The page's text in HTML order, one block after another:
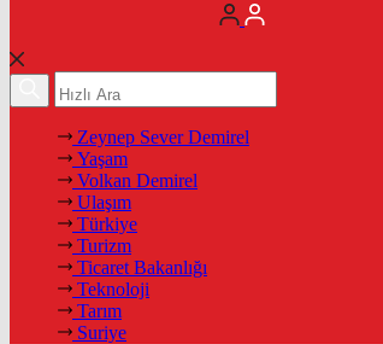
Zeynep Sever Demirel
Yaşam
Volkan Demirel
Ulaşım
Türkiye
Turizm
Ticaret Bakanlığı
Teknoloji
Tarım
Suriye